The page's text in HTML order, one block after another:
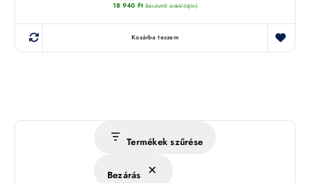
18 940 Ft (készletről érdeklődjön)
Kosárba teszem
Termékek szűrése
Bezárás